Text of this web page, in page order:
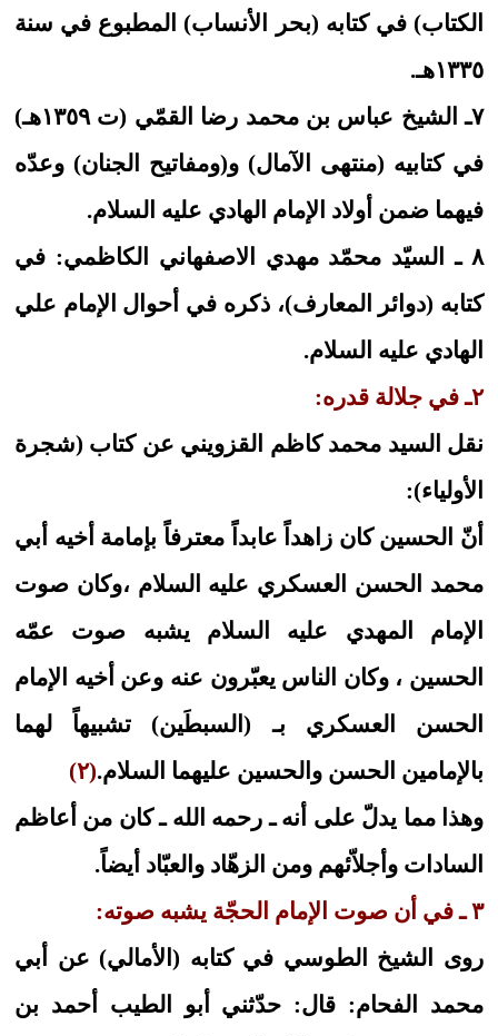
الكتاب) في كتابه (بحر الأنساب) المطبوع في سنة
١٣٣٥هـ.
٧ـ الشيخ عباس بن محمد رضا القمّي (ت ١٣٥٩هـ)
في كتابيه (منتهى الآمال) و(ومفاتيح الجنان) وعدّه
فيهما ضمن أولاد الإمام الهادي عليه السلام.
٨ ـ السيّد محمّد مهدي الاصفهاني الكاظمي: في
كتابه (دوائر المعارف)، ذكره في أحوال الإمام علي
الهادي عليه السلام.
٢ـ في جلالة قدره:
نقل السيد محمد كاظم القزويني عن كتاب (شجرة
الأولياء):
أنّ الحسين كان زاهداً عابداً معترفاً بإمامة أخيه أبي
محمد الحسن العسكري عليه السلام ،وكان صوت
الإمام المهدي عليه السلام يشبه صوت عمّه
الحسين ، وكان الناس يعبّرون عنه وعن أخيه الإمام
الحسن العسكري بـ (السبطَين) تشبيهاً لهما
بالإمامين الحسن والحسين عليهما السلام.(٢)
وهذا مما يدلّ على أنه ـ رحمه الله ـ كان من أعاظم
السادات وأجلاّئهم ومن الزهّاد والعبّاد أيضاً.
٣ ـ في أن صوت الإمام الحجّة يشبه صوته:
روى الشيخ الطوسي في كتابه (الأمالي) عن أبي
محمد الفحام: قال: حدّثني أبو الطيب أحمد بن